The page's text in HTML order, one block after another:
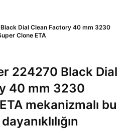
Dial Clean Factory 40 mm 3230
Clone ETA
224270 Black Dial
40 mm 3230
mekanizmalı bu